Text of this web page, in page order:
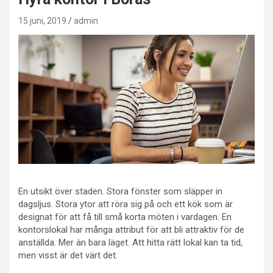
15 juni, 2019 admin
En utsikt över staden. Stora fönster som släpper in
dagsljus. Stora ytor att röra sig på och ett kök som är
designat för att få till små korta möten i vardagen. En
kontorslokal har många attribut för att bli attraktiv för de
anställda. Mer än bara läget. Att hitta rätt lokal kan ta tid,
men visst är det värt det.